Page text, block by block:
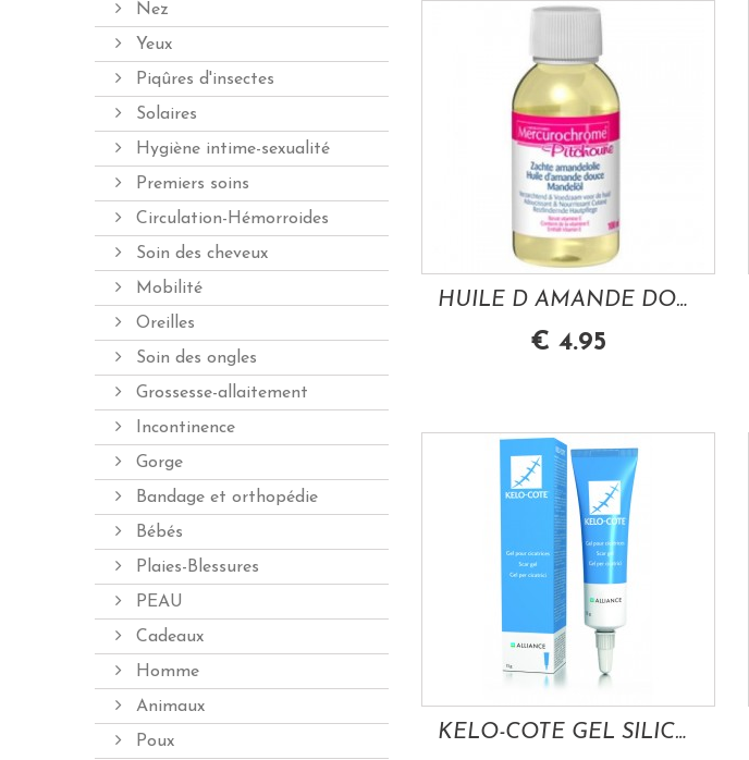
Nez
Yeux
Piqûres d'insectes
Solaires
Hygiène intime-sexualité
Premiers soins
Circulation-Hémorroides
Soin des cheveux
Mobilité
Oreilles
Soin des ongles
Grossesse-allaitement
Incontinence
Gorge
Bandage et orthopédie
Bébés
Plaies-Blessures
PEAU
Cadeaux
Homme
Animaux
Poux
HUILE D AMANDE DOUCE 100ML PITCHOUNE...
€ 4.95
KELO-COTE GEL SILICONE TRAITEMENT DES...